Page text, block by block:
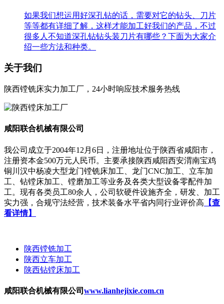
如果我们想运用好深孔钻的话，需要对它的钻头、刀片
等等都有详细了解，这样才能加工好我们的产品，不过
很多人不知道深孔钻钻头装刀片有哪些？下面为大家介
绍一些方法和种类。
关于我们
陕西镗铣床实力加工厂，24小时响应技术服务热线
咸阳联合机械有限公司
我公司成立于2004年12月6日，注册地址位于陕西省咸阳市，
注册资本金500万元人民币。主要承接陕西咸阳西安渭南宝鸡
铜川汉中杨凌大型龙门镗铣床加工、龙门CNC加工、立车加
工、钻镗床加工、镗磨加工等业务及各类大型设备零配件加
工。现有各类员工80余人，公司软硬件设施齐全，研发、加工
实力强，合规守法经营，技术装备水平省内同行业评价高 【查
看详情】
陕西镗铣加工
陕西立车加工
陕西钻镗床加工
咸阳联合机械有限公司 www.lianhejixie.com.cn